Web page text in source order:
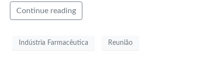
Continue reading
Indústria Farmacêutica Reunião